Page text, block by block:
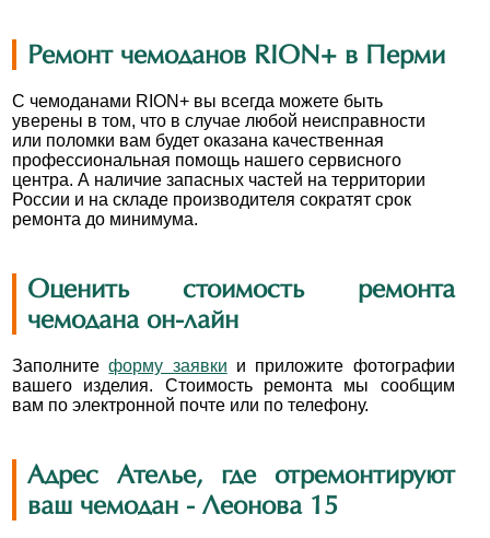
Ремонт чемоданов RION+ в Перми
С чемоданами RION+ вы всегда можете быть
уверены в том, что в случае любой неисправности
или поломки вам будет оказана качественная
профессиональная помощь нашего сервисного
центра. А наличие запасных частей на территории
России и на складе производителя сократят срок
ремонта до минимума.
Оценить стоимость ремонта
чемодана он-лайн
Заполнитеформу заявки и приложите фотографии
вашего изделия. Стоимость ремонта мы сообщим
вам по электронной почте или по телефону.
Адрес Ателье, где отремонтируют
ваш чемодан - Леонова 15